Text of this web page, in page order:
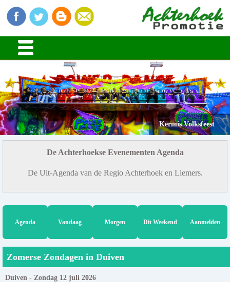
Kermis Volksfeest
De Achterhoekse Evenementen Agenda
De Uit-Agenda van de Regio Achterhoek en Liemers.
Agenda Vandaag Morgen Dit Weekend Aanmelden
Zomerse Zondagen in Duiven
Duiven - Zondag 12 juli 2026